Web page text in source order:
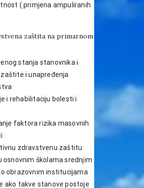
( primjena ampuliranih
zaštita na primarnom
stanja stanovnika i
i unapređenja
i rehabilitaciju bolesti i
faktora rizika masovnih
zdravstvenu zaštitu
osnovnim školama srednjim
obrazovnim institucijama
ako takve stanove postoje